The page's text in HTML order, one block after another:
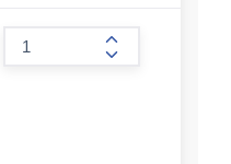
form.increase-